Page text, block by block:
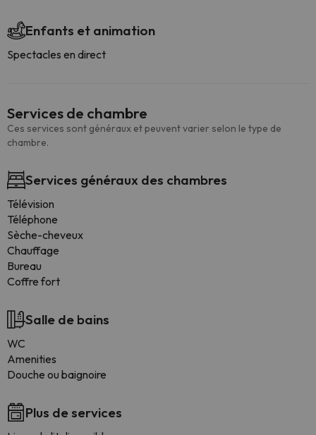
Enfants et animation
Spectacles en direct
Services de chambre
Ces services sont généraux et peuvent varier selon le type de
chambre.
Services généraux des chambres
Télévision
Téléphone
Sèche-cheveux
Chauffage
Bureau
Coffre fort
Salle de bains
WC
Amenities
Douche ou baignoire
Plus de services